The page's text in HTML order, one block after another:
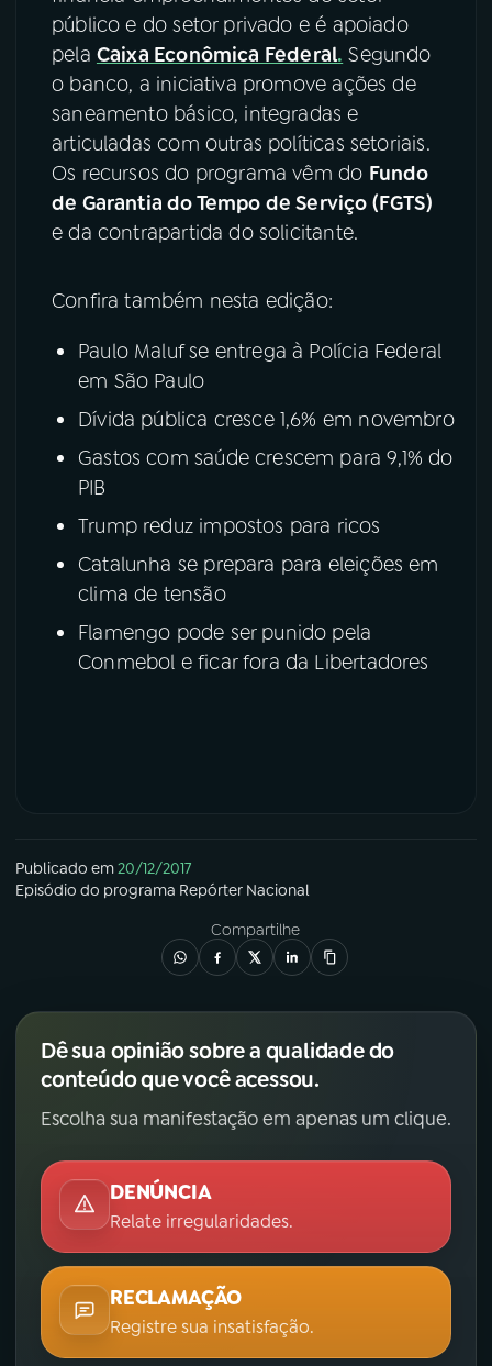
público e do setor privado e é apoiado
pela Caixa Econômica Federal. Segundo
o banco, a iniciativa promove ações de
saneamento básico, integradas e
articuladas com outras políticas setoriais.
Os recursos do programa vêm do Fundo
de Garantia do Tempo de Serviço (FGTS)
e da contrapartida do solicitante.
Confira também nesta edição:
Paulo Maluf se entrega à Polícia Federal
em São Paulo
Dívida pública cresce 1,6% em novembro
Gastos com saúde crescem para 9,1% do
PIB
Trump reduz impostos para ricos
Catalunha se prepara para eleições em
clima de tensão
Flamengo pode ser punido pela
Conmebol e ficar fora da Libertadores
Publicado em20/12/2017
Episódio do programa Repórter Nacional
Compartilhe
Dê sua opinião sobre a qualidade do
conteúdo que você acessou.
Escolha sua manifestação em apenas um clique.
DENÚNCIA
Relate irregularidades.
RECLAMAÇÃO
Registre sua insatisfação.